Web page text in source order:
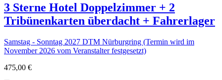
3 Sterne Hotel Doppelzimmer + 2
Tribünenkarten überdacht + Fahrerlager
Samstag - Sonntag 2027 DTM Nürburgring (Termin wird im
November 2026 vom Veranstalter festgesetzt)
475,00 €